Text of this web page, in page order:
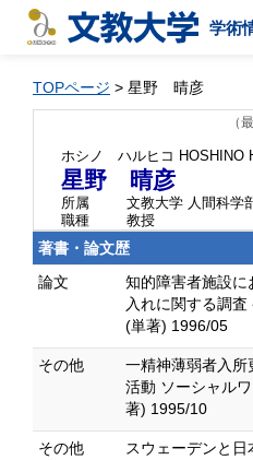
学術
TOPページ > 星野 晴彦
（
ホシノ ハルヒコ HOSHINO
星野 晴彦
所属
文教大学 人間科学
職種
教授
著書・論文歴
論文
知的障害者施設に
入れに関する調
(単著) 1996/05
その他
一精神薄弱者入所
活動 ソーシャル
著) 1995/10
その他
スウェーデンと